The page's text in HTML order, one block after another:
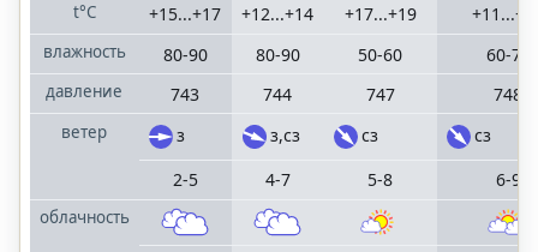
t°C
влажность
давление
ветер
облачность
+15...+17
80-90
743
з
2-5
+12...+14
80-90
744
з,сз
4-7
+17...+19
50-60
747
сз
5-8
60-70
748
сз
6-9